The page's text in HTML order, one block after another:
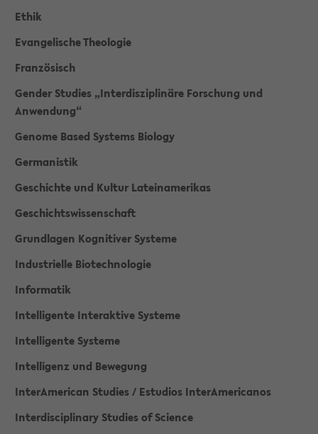
Ethik
Evangelische Theologie
Französisch
Gender Studies „Interdisziplinäre Forschung und
Anwendung“
Genome Based Systems Biology
Germanistik
Geschichte und Kultur Lateinamerikas
Geschichtswissenschaft
Grundlagen Kognitiver Systeme
Industrielle Biotechnologie
Informatik
Intelligente Interaktive Systeme
Intelligente Systeme
Intelligenz und Bewegung
InterAmerican Studies / Estudios InterAmericanos
Interdisciplinary Studies of Science